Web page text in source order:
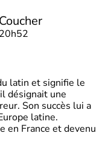
Coucher
20h52
latin et signifie le
désignait une
Son succès lui a
latine.
en France et devenu